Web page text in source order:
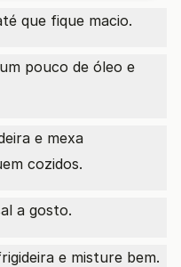
que fique macio.
pouco de óleo e
e mexa
cozidos.
a gosto.
e misture bem.